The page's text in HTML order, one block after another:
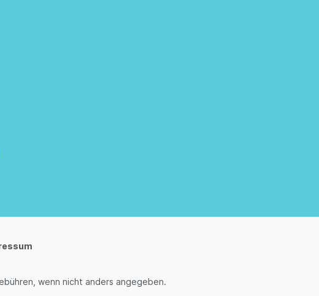
wenn nicht anders angegeben.